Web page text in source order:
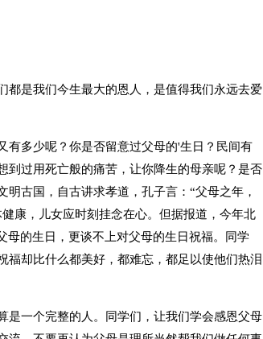
是我们今生最大的恩人，是值得我们永远去爱
多少呢？你是否留意过父母的'生日？民间有
到过用死亡般的痛苦，让你降生的母亲呢？是否
古国，自古讲求孝道，孔子言：“父母之年，
康，儿女应时刻挂念在心。但据报道，今年北
母的生日，更谈不上对父母的生日祝福。同学
却比什么都美好，都难忘，都足以使他们热泪
一个完整的人。同学们，让我们学会感恩父母